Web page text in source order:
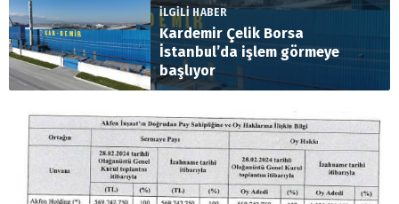
İLGİLİ HABER
Kardemir Çelik Borsa
İstanbul’da işlem görmeye
başlıyor